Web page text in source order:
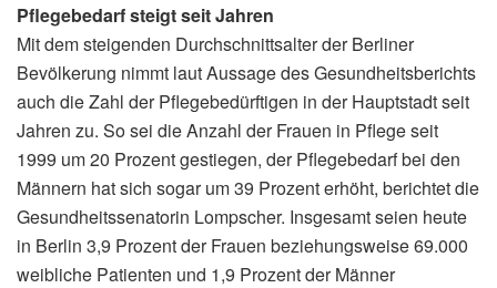
Pflegebedarf steigt seit Jahren
Mit dem steigenden Durchschnittsalter der Berliner
Bevölkerung nimmt laut Aussage des Gesundheitsberichts
auch die Zahl der Pflegebedürftigen in der Hauptstadt seit
Jahren zu. So sei die Anzahl der Frauen in Pflege seit
1999 um 20 Prozent gestiegen, der Pflegebedarf bei den
Männern hat sich sogar um 39 Prozent erhöht, berichtet die
Gesundheitssenatorin Lompscher. Insgesamt seien heute
in Berlin 3,9 Prozent der Frauen beziehungsweise 69.000
weibliche Patienten und 1,9 Prozent der Männer